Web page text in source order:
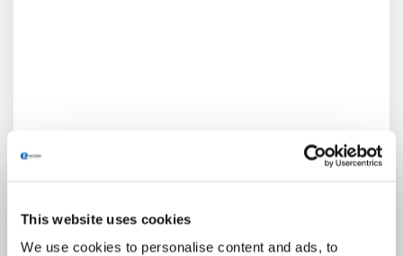
This website uses cookies
We use cookies to personalise content and ads, to